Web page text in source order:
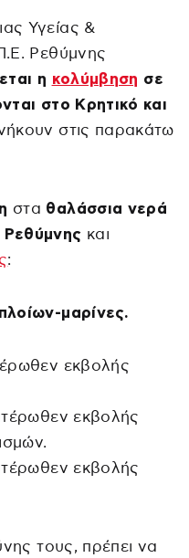
Υγείας &
Ρεθύμνης
η κολύμβηση σε
στο Κρητικό και
στις παρακάτω
στα θαλάσσια νερά
και
:
μαρίνες.
εκβολής
εκβολής
εκβολής
τους, πρέπει να